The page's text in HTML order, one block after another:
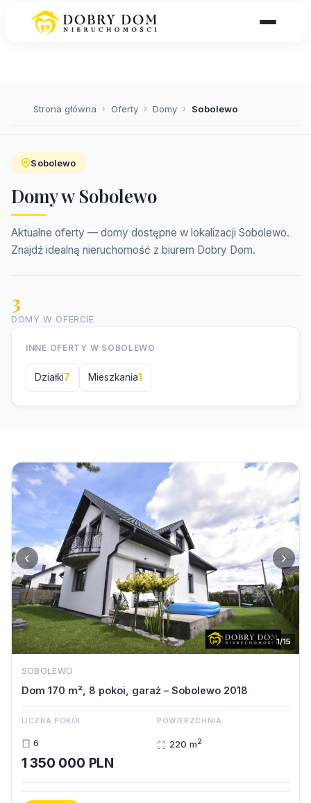
Strona główna › Oferty › Domy › Sobolewo
Sobolewo
Domy w Sobolewo
Aktualne oferty — domy dostępne w lokalizacji Sobolewo.
Znajdź idealną nieruchomość z biurem Dobry Dom.
3
DOMY W OFERCIE
INNE OFERTY W SOBOLEWO
Działki7 Mieszkania1
‹ ›
1/15
SOBOLEWO
Dom 170 m², 8 pokoi, garaż – Sobolewo 2018
LICZBA POKOI
6
POWIERZCHNIA
220 m2
1 350 000 PLN